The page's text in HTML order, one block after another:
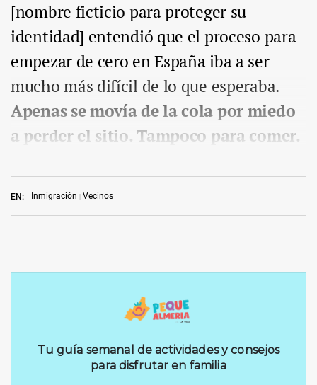
EN: Inmigración Vecinos
[nombre ficticio para proteger su
identidad] entendió que el proceso para
empezar de cero en España iba a ser
mucho más difícil de lo que esperaba.
Apenas se movía de la cola por miedo
a perder el sitio. Tampoco para comer.